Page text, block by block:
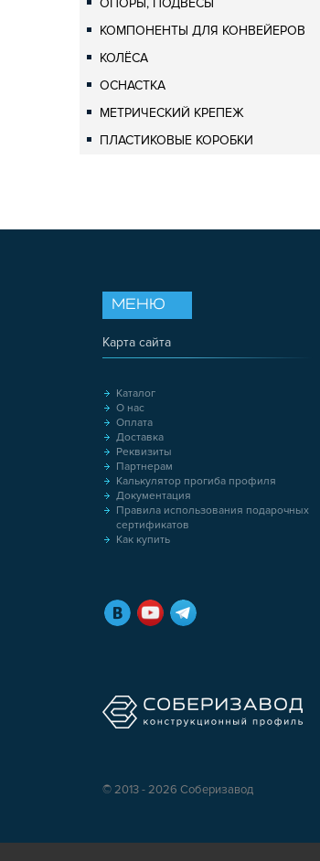
ОПОРЫ, ПОДВЕСЫ
КОМПОНЕНТЫ ДЛЯ КОНВЕЙЕРОВ
КОЛЁСА
ОСНАСТКА
МЕТРИЧЕСКИЙ КРЕПЕЖ
ПЛАСТИКОВЫЕ КОРОБКИ
МЕНЮ
Карта сайта
Каталог
О нас
Оплата
Доставка
Реквизиты
Партнерам
Калькулятор прогиба профиля
Документация
Правила использования подарочных
сертификатов
Как купить
© 2013 - 2026 Соберизавод